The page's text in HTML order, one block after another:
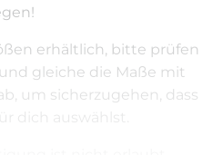
erhältlich, bitte prüfen
gleiche die Maße mit
um sicherzugehen, dass